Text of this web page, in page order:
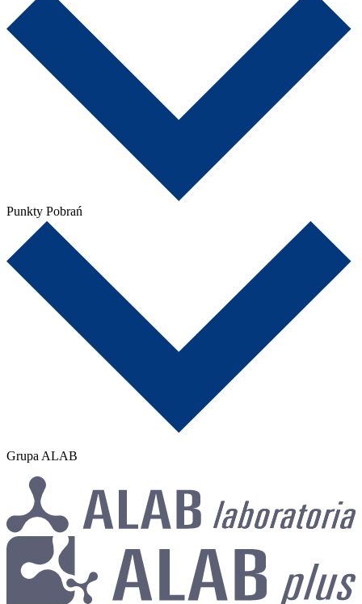
Punkty Pobrań
Grupa ALAB